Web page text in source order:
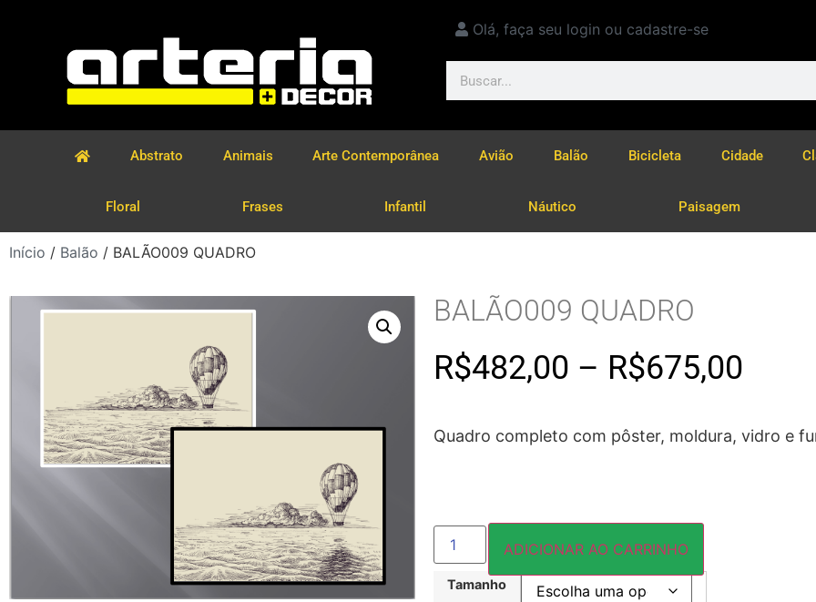
Olá, faça seu login ou cadastre-se
Abstrato Animais Arte Contemporânea Avião Balão Bicicleta Cidade
Floral Frases Infantil Náutico Paisagem
Início / Balão / BALÃO009 QUADRO
BALÃO009 QUADRO
R$482,00 – R$675,00
Quadro completo com pôster, moldura, vidro e
Tamanho
ADICIONAR AO CARRINHO